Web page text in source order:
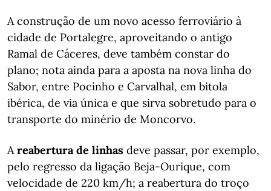
A construção de um novo acesso ferroviário à
cidade de Portalegre, aproveitando o antigo
Ramal de Cáceres, deve também constar do
plano; nota ainda para a aposta na nova linha do
Sabor, entre Pocinho e Carvalhal, em bitola
ibérica, de via única e que sirva sobretudo para o
transporte do minério de Moncorvo.
Areabertura de linhas deve passar, por exemplo,
pelo regresso da ligação Beja-Ourique, com
velocidade de 220 km/h; a reabertura do troço